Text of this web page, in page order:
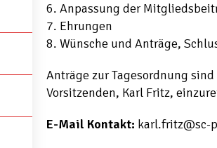
6. Anpassung der
7. Ehrungen
8. Wünsche und Anträge,
Anträge zur Tagesordnung
Vorsitzenden, Karl Fritz,
E-Mail Kontakt: karl.fritz@sc-